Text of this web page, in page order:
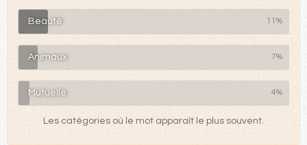
Beauté 11%
Animaux 7%
Mutuelle 4%
Les catégories où le mot apparaît le plus souvent.